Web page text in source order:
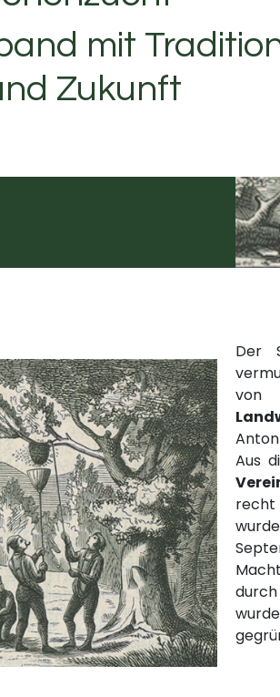
mit
Zukunft
Der
Aus
durch